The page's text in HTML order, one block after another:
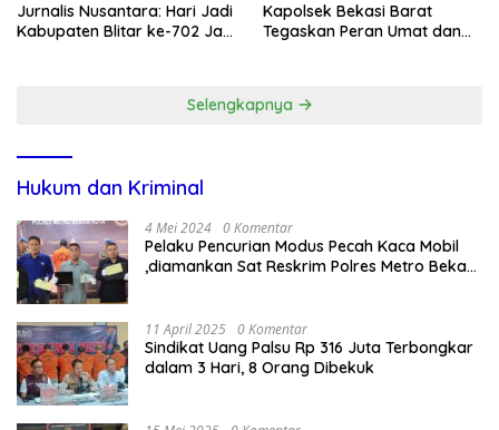
Jurnalis Nusantara: Hari Jadi
Kabupaten Blitar ke-702 Jadi
Kapolsek Bekasi Barat
Tegaskan Peran Umat dan
Selengkapnya
Hukum dan Kriminal
4 Mei 2024 0 Komentar
Pelaku Pencurian Modus Pecah Kaca Mobil
,diamankan Sat Reskrim Polres Metro Bekasi
11 April 2025 0 Komentar
Sindikat Uang Palsu Rp 316 Juta Terbongkar
dalam 3 Hari, 8 Orang Dibekuk